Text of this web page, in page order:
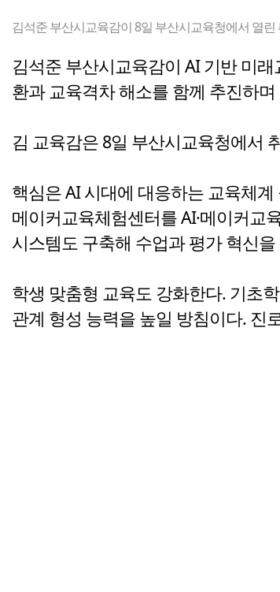
김석준 부산시교육감이 8일 부산시교육청에서 열
김석준 부산시교육감이 AI 기반 미
환과 교육격차 해소를 함께 추진하
김 교육감은 8일 부산시교육청에서
핵심은 AI 시대에 대응하는 교육체
메이커교육체험센터를 AI·메이커교
시스템도 구축해 수업과 평가 혁신
학생 맞춤형 교육도 강화한다. 기초
관계 형성 능력을 높일 방침이다. 진